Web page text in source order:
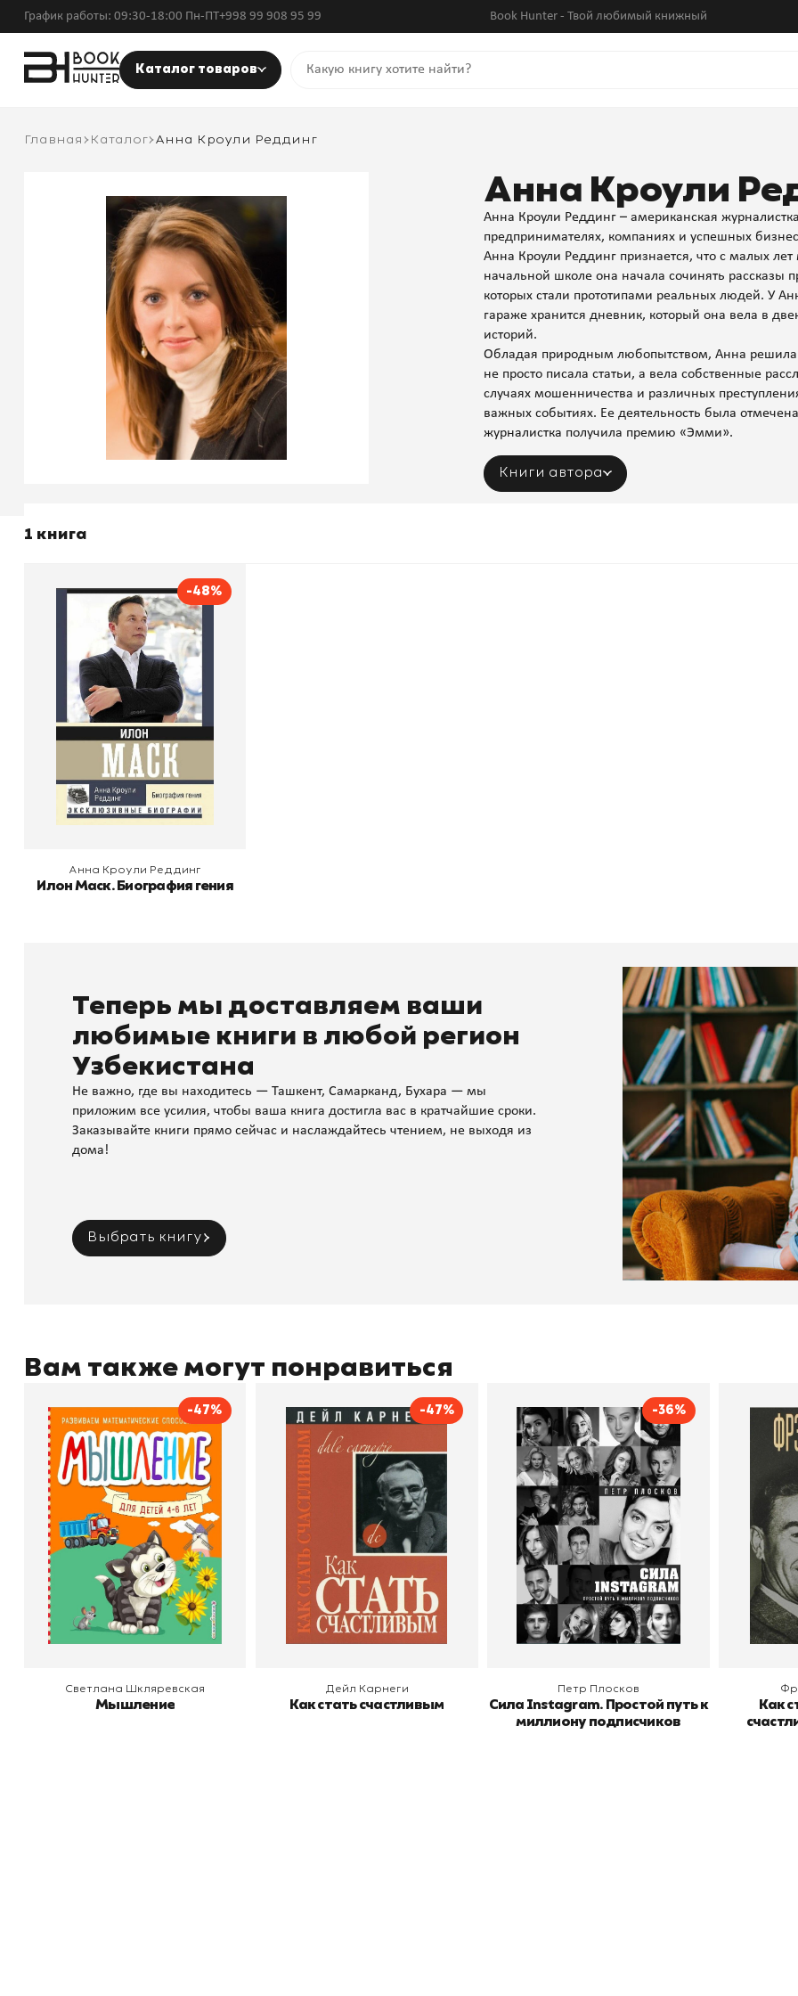
График работы: 09:30-18:00 Пн-ПТ+998 99 908 95 99 Book Hunter - Твой любимый книжный
Каталог товаров
Главная Каталог Анна Кроули Реддинг
Анна Кроули
Анна Кроули Реддинг – американская
предпринимателях, компаниях и успешных
Анна Кроули Реддинг признается, что с малых лет
начальной школе она начала сочинять
которых стали прототипами реальных людей. У
гараже хранится дневник, который она вела в
историй.
Обладая природным любопытством, Анна решила
не просто писала статьи, а вела собственные
случаях мошенничества и различных
важных событиях. Ее деятельность была
журналистка получила премию «Эмми».
Книги автора
1 книга
-48%
Илон Маск. Биография
гения
Анна Кроули Реддинг
Издательство
В корзину
Анна Кроули Реддинг
Илон Маск. Биография гения
Теперь мы доставляем ваши
любимые книги в любой регион
Узбекистана
Не важно, где вы находитесь — Ташкент, Самарканд, Бухара — мы
приложим все усилия, чтобы ваша книга достигла вас в кратчайшие сроки.
Заказывайте книги прямо сейчас и наслаждайтесь чтением, не выходя из
дома!
Выбрать книгу
Вам также могут понравиться
-47%
Мышление
Автор
Светлана Шкляревская
Издательство
Эксмодетство
В корзину
Светлана Шкляревская
Мышление
-47%
Как стать счастливым
Автор
Дейл Карнеги
Издательство
Попурри, Минск
В корзину
Дейл Карнеги
Как стать счастливым
-36%
Сила Instagram. Простой
путь к миллиону
подписчиков
Автор
Петр Плосков
Издательство
Бомбора
В корзину
Петр Плосков
Сила Instagram. Простой путь к
миллиону подписчиков
Как
В
Как